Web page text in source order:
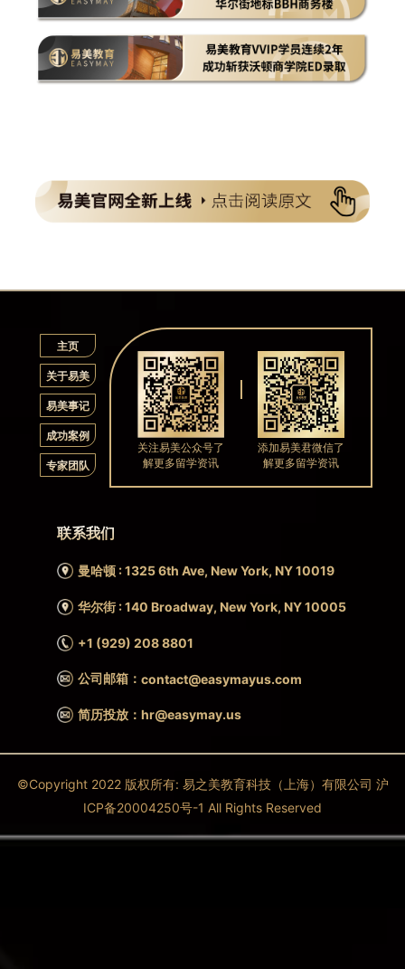
主页
关于易美
易美事记
成功案例
专家团队
联系我们
曼哈顿 : 1325 6th Ave, New York, NY 10019
华尔街 : 140 Broadway, New York, NY 10005
+1 (929) 208 8801
公司邮箱：contact@easymayus.com
简历投放：hr@easymay.us
关注易美公众号了
解更多留学资讯
添加易美君微信了
解更多留学资讯
©Copyright 2022 版权所有: 易之美教育科技（上海）有限公司 沪
ICP备20004250号-1 All Rights Reserved